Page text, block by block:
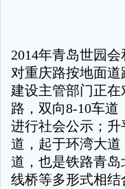
2014年青岛世园
对重庆路按地面
建设主管部门正
路，双向8-10车
进行社会公示；
道，起于环湾大
道，也是铁路青
线桥等多形式相